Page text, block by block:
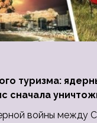
туризма:
сначала
потом 5
войны между